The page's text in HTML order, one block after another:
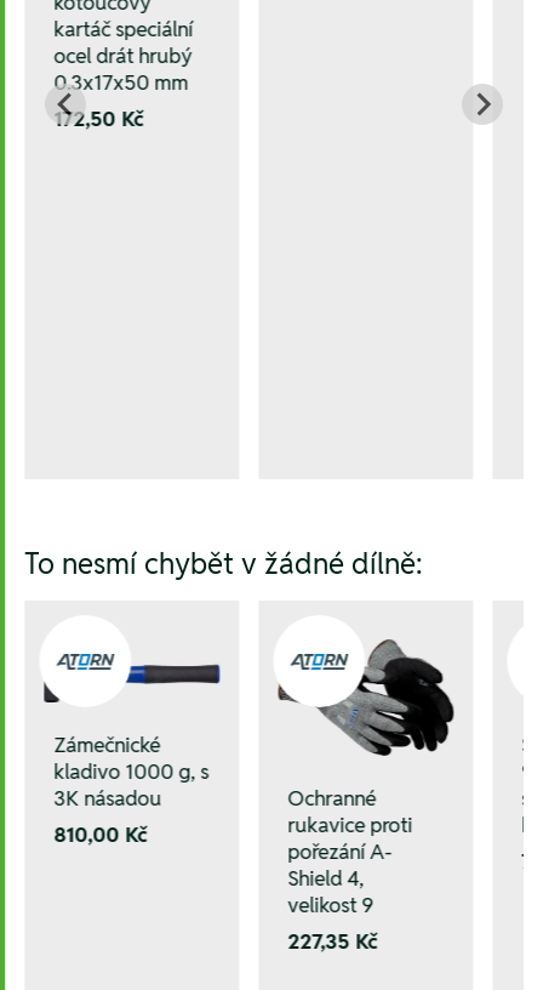
kartáč speciální
ocel drát hrubý
0.3x17x50 mm
172,50 Kč
To nesmí chybět v žádné dílně:
Zámečnické
kladivo 1000 g, s
3K násadou
810,00 Kč
Ochranné
rukavice proti
pořezání A-
Shield 4,
velikost 9
227,35 Kč
9
s